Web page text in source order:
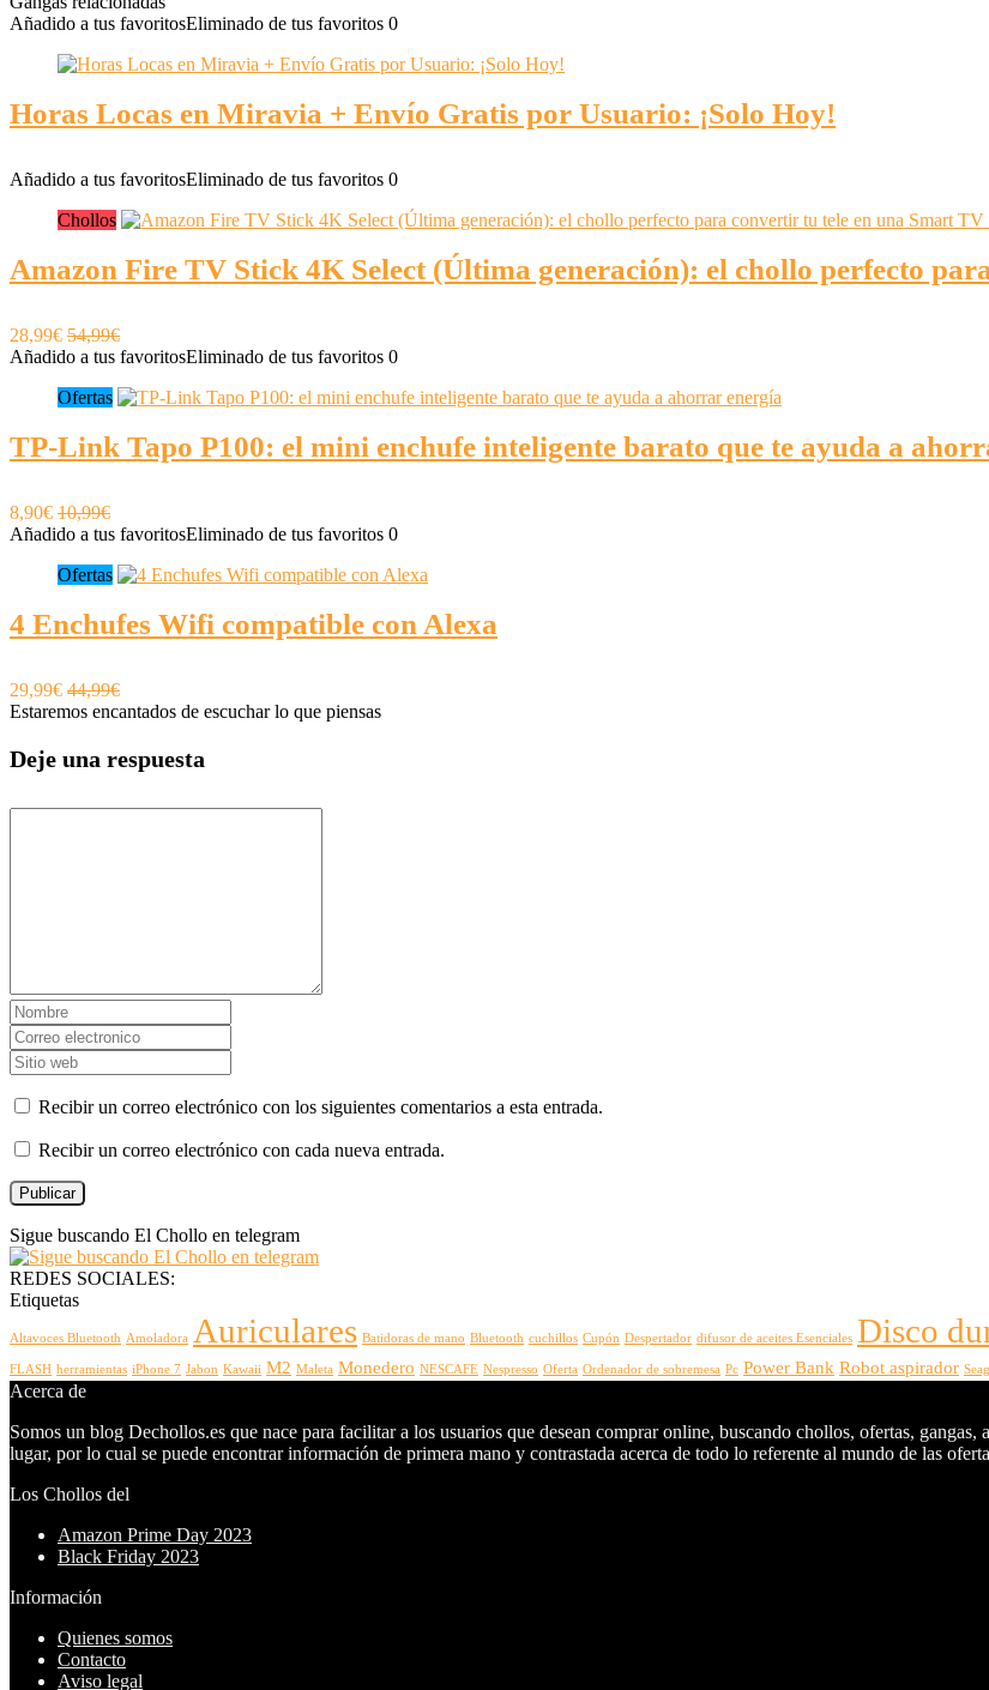
Añadido a tus favoritosEliminado de tus favoritos 0
Horas Locas en Miravia + Envío Gratis por Usuario: ¡Solo Hoy!
Añadido a tus favoritosEliminado de tus favoritos 0
Chollos
Amazon Fire TV Stick 4K Select (Última generación): el chollo perfecto
28,99€ 54,99€
Añadido a tus favoritosEliminado de tus favoritos 0
Ofertas
TP-Link Tapo P100: el mini enchufe inteligente barato que te ayuda a
8,90€ 10,99€
Añadido a tus favoritosEliminado de tus favoritos 0
Ofertas
4 Enchufes Wifi compatible con Alexa
29,99€ 44,99€
Estaremos encantados de escuchar lo que piensas
Deje una respuesta
Recibir un correo electrónico con los siguientes comentarios a esta entrada.
Recibir un correo electrónico con cada nueva entrada.
Sigue buscando El Chollo en telegram
REDES SOCIALES:
Etiquetas
Altavoces Bluetooth Amoladora Auriculares Batidoras de mano Bluetooth cuchillos Cupón Despertador difusor de aceites Esenciales Disco
FLASH herramientas iPhone 7 Jabon Kawaii M2 Maleta Monedero NESCAFE Nespresso Oferta Ordenador de sobremesa Pc Power Bank Robot aspirador
Acerca de
Somos un blog Dechollos.es que nace para facilitar a los usuarios que desean comprar online, buscando chollos, ofertas,
lugar, por lo cual se puede encontrar información de primera mano y contrastada acerca de todo lo referente al mundo de las
Los Chollos del
Amazon Prime Day 2023
Black Friday 2023
Información
Quienes somos
Contacto
Aviso legal